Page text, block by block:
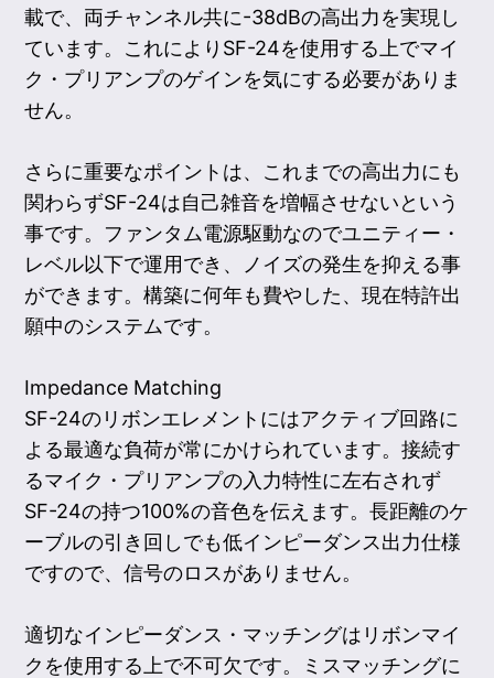
載で、両チャンネル共に-38dBの高出力を実現し
ています。これによりSF-24を使用する上でマイ
ク・プリアンプのゲインを気にする必要がありま
せん。
さらに重要なポイントは、これまでの高出力にも
関わらずSF-24は自己雑音を増幅させないという
事です。ファンタム電源駆動なのでユニティー・
レベル以下で運用でき、ノイズの発生を抑える事
ができます。構築に何年も費やした、現在特許出
願中のシステムです。
Impedance Matching
SF-24のリボンエレメントにはアクティブ回路に
よる最適な負荷が常にかけられています。接続す
るマイク・プリアンプの入力特性に左右されず
SF-24の持つ100%の音色を伝えます。長距離のケ
ーブルの引き回しでも低インピーダンス出力仕様
ですので、信号のロスがありません。
適切なインピーダンス・マッチングはリボンマイ
クを使用する上で不可欠です。ミスマッチングに